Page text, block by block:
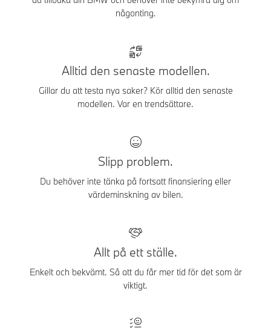
någonting.
Alltid den senaste modellen.
Gillar du att testa nya saker? Kör alltid den senaste
modellen. Var en trendsättare.
Slipp problem.
Du behöver inte tänka på fortsatt finansiering eller
värdeminskning av bilen.
Allt på ett ställe.
Enkelt och bekvämt. Så att du får mer tid för det som är
viktigt.